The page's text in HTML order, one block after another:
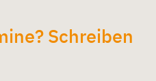
Schreiben